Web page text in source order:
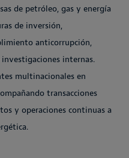
de petróleo, gas y energía
de inversión,
anticorrupción,
internas.
multinacionales en
transacciones
y operaciones continuas a